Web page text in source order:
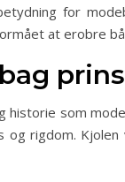
for
at erobre
historie som
og rigdom.